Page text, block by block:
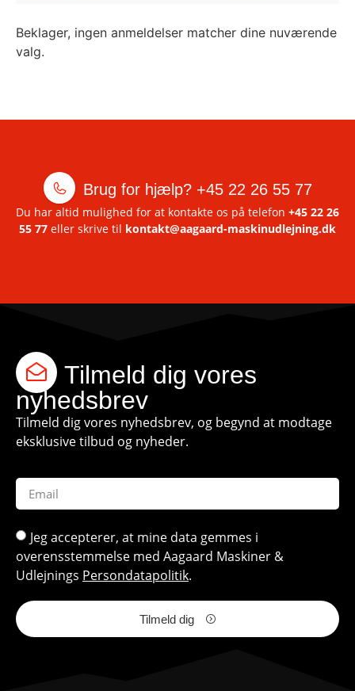
Beklager, ingen anmeldelser matcher dine nuværende
valg.
Brug for hjælp? +45 22 26 55 77
Du har altid mulighed for at kontakte os på telefon +45 22 26
55 77 eller skrive til kontakt@aagaard-maskinudlejning.dk
Tilmeld dig vores
nyhedsbrev
Tilmeld dig vores nyhedsbrev, og begynd at modtage
eksklusive tilbud og nyheder.
Jeg accepterer, at mine data gemmes i
overensstemmelse med Aagaard Maskiner &
Udlejnings Persondatapolitik.
Tilmeld dig